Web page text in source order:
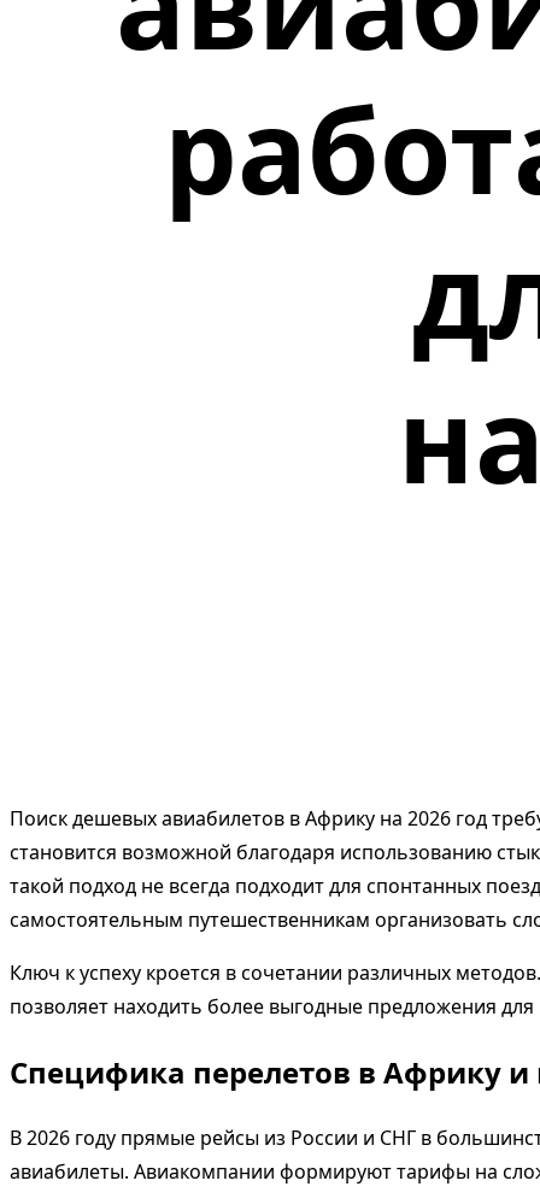
Поиск дешевых авиабилетов в Африку на 2026 год
становится возможной благодаря использованию
такой подход не всегда подходит для спонтанных
самостоятельным путешественникам организовать
Ключ к успеху кроется в сочетании различных
позволяет находить более выгодные предложения
Специфика перелетов в Африку
В 2026 году прямые рейсы из России и СНГ в
авиабилеты. Авиакомпании формируют тарифы на